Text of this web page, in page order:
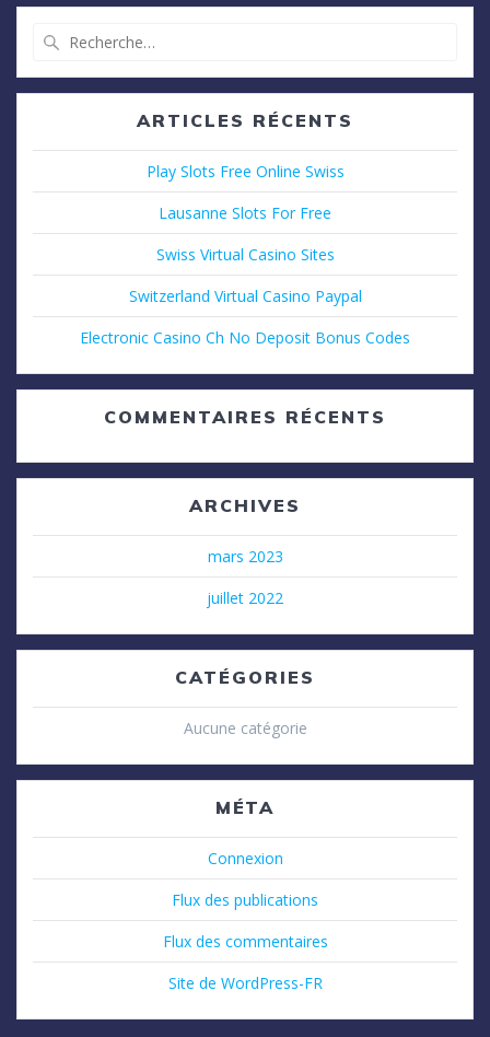
:
ARTICLES RÉCENTS
Play Slots Free Online Swiss
Lausanne Slots For Free
Swiss Virtual Casino Sites
Switzerland Virtual Casino Paypal
Electronic Casino Ch No Deposit Bonus Codes
COMMENTAIRES RÉCENTS
ARCHIVES
mars 2023
juillet 2022
CATÉGORIES
Aucune catégorie
MÉTA
Connexion
Flux des publications
Flux des commentaires
Site de WordPress-FR